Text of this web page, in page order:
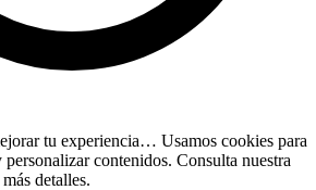
tu experiencia… Usamos cookies para
contenidos. Consulta nuestra
detalles.